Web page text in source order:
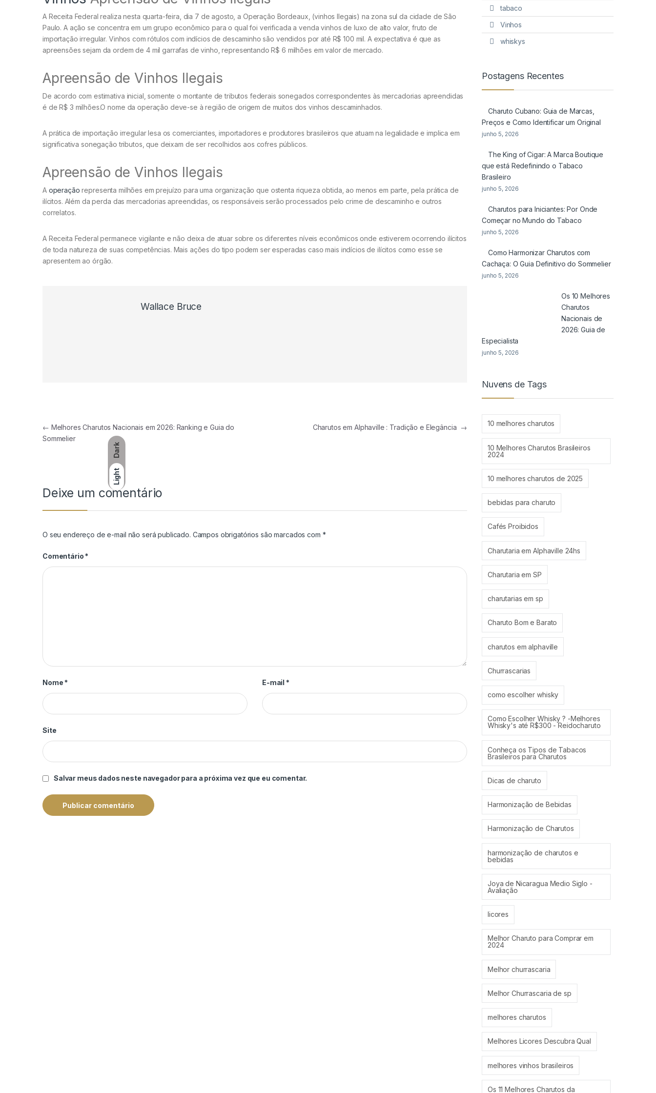
Dark
Light
A Receita Federal realiza nesta quarta-feira, dia 7 de agosto, a Operação Bordeaux, (vinhos Ilegais) na zona sul da cidade de São
Paulo. A ação se concentra em um grupo econômico para o qual foi verificada a venda vinhos de luxo de alto valor, fruto de
importação irregular. Vinhos com rótulos com indícios de descaminho são vendidos por até R$ 100 mil. A expectativa é que as
apreensões sejam da ordem de 4 mil garrafas de vinho, representando R$ 6 milhões em valor de mercado.
Apreensão de Vinhos Ilegais
De acordo com estimativa inicial, somente o montante de tributos federais sonegados correspondentes às mercadorias apreendidas
é de R$ 3 milhões.O nome da operação deve-se à região de origem de muitos dos vinhos descaminhados.
A prática de importação irregular lesa os comerciantes, importadores e produtores brasileiros que atuam na legalidade e implica em
significativa sonegação tributos, que deixam de ser recolhidos aos cofres públicos.
Apreensão de Vinhos Ilegais
A operação representa milhões em prejuízo para uma organização que ostenta riqueza obtida, ao menos em parte, pela prática de
ilícitos. Além da perda das mercadorias apreendidas, os responsáveis serão processados pelo crime de descaminho e outros
correlatos.
A Receita Federal permanece vigilante e não deixa de atuar sobre os diferentes níveis econômicos onde estiverem ocorrendo ilícitos
de toda natureza de suas competências. Mais ações do tipo podem ser esperadas caso mais indícios de ilícitos como esse se
apresentem ao órgão.
Wallace Bruce
Navegação de Post
← Melhores Charutos Nacionais em 2026: Ranking e Guia do
Sommelier
Charutos em Alphaville : Tradição e Elegância →
Deixe um comentário
O seu endereço de e-mail não será publicado. Campos obrigatórios são marcados com *
Comentário *
Nome * E-mail *
Site
Salvar meus dados neste navegador para a próxima vez que eu comentar.
tabaco
Vinhos
whiskys
Postagens Recentes
Charuto Cubano: Guia de Marcas,
Preços e Como Identificar um Original
junho 5, 2026
The King of Cigar: A Marca Boutique
que está Redefinindo o Tabaco
Brasileiro
junho 5, 2026
Charutos para Iniciantes: Por Onde
Começar no Mundo do Tabaco
junho 5, 2026
Como Harmonizar Charutos com
Cachaça: O Guia Definitivo do Sommelier
junho 5, 2026
Os 10 Melhores
Charutos
Nacionais de
2026: Guia de
Especialista
junho 5, 2026
Nuvens de Tags
10 melhores charutos
10 Melhores Charutos Brasileiros
2024
10 melhores charutos de 2025
bebidas para charuto
Cafés Proibidos
Charutaria em Alphaville 24hs
Charutaria em SP
charutarias em sp
Charuto Bom e Barato
charutos em alphaville
Churrascarias
como escolher whisky
Como Escolher Whisky ? -Melhores
Whisky's até R$300 - Reidocharuto
Conheça os Tipos de Tabacos
Brasileiros para Charutos
Dicas de charuto
Harmonização de Bebidas
Harmonização de Charutos
harmonização de charutos e
bebidas
Joya de Nicaragua Medio Siglo -
Avaliação
licores
Melhor Charuto para Comprar em
2024
Melhor churrascaria
Melhor Churrascaria de sp
melhores charutos
Melhores Licores Descubra Qual
melhores vinhos brasileiros
Os 11 Melhores Charutos da